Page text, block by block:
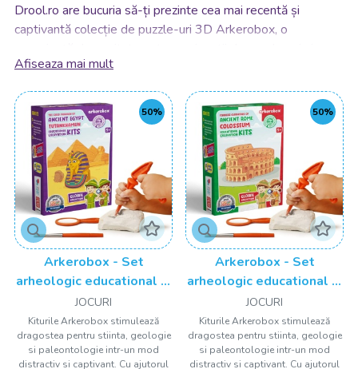
Drool.ro are bucuria să-ți prezinte cea mai recentă și
captivantă colecție de puzzle-uri 3D Arkerobox, o
iubitorii de construcții complexe! Fiecare cutie Arkerobox
conține un univers fascinant și detaliat, aducând puzzle-urile
la viață într-o dimensiune nouă și interactivă.
Ce Face Arkerobox Atât de Specială?
✅
Experiență Tridimensională Unică:Puzzle-urile 3D
Arkerobox transformă lumea puzzle-urilor clasice într-o
experiență captivantă tridimensională. Descoperă și
construiește structuri uimitoare și detaliate, cu o adâncime
și realism remarcabile.
✅Diversitate de Tematici Atractive:Fiecare colecție
Arkerobox are o tematică unică, de la peisaje urbane
vibrante și obiective turistice celebre până la creaturi
fantastice și peisaje naturale uluitoare. Alege puzzle-ul care
te transportă în lumea ta preferată.
Afiseaza mai mult
50%
Arkerobox - Set
arheologic educational si
puzzle 3D, Egiptul Antic,
Tutankhamon
JOCURI
Kiturile Arkerobox stimulează
dragostea pentru stiinta, geologie
si paleontologie intr-un mod
distractiv si captivant. Cu ajutorul
50%
Arkerobox - Set
arheologic educational si
puzzle 3D, Roma antica,
Colosseum
JOCURI
Kiturile Arkerobox stimulează
dragostea pentru stiinta, geologie
si paleontologie intr-un mod
distractiv si captivant. Cu ajutorul